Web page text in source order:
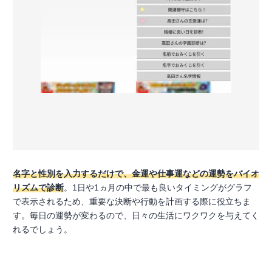
名字と性別を入力するだけで、金運や仕事運などの運勢をバイオ
リズムで診断。1日や1ヵ月の中で最も良いタイミングがグラフ
で表示されるため、重要な決断や行動を計画する際に役立ちま
す。毎日の運勢が変わるので、日々の生活にワクワクを与えてく
れるでしょう。